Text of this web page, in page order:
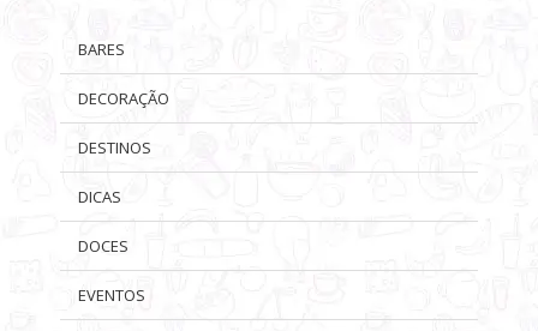
BARES
DECORAÇÃO
DESTINOS
DICAS
DOCES
EVENTOS